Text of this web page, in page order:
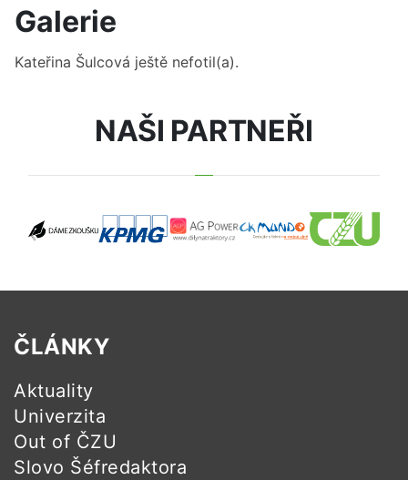
Galerie
Kateřina Šulcová ještě nefotil(a).
NAŠI PARTNEŘI
ČLÁNKY
Aktuality
Univerzita
Out of ČZU
Slovo Šéfredaktora